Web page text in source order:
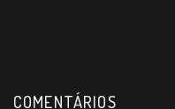
COMENTÁRIOS